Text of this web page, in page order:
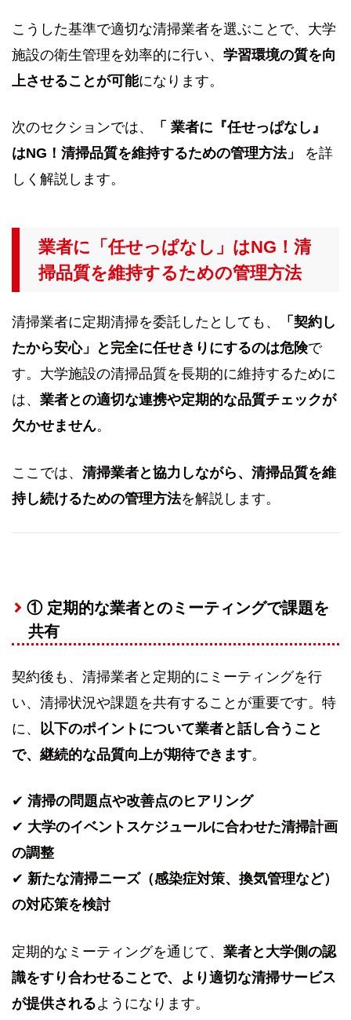
こうした基準で適切な清掃業者を選ぶことで、大学
施設の衛生管理を効率的に行い、 学習環境の質を向
上させることが可能になります。
次のセクションでは、
「 業者に『任せっぱなし』
はNG！清掃品質を維持するための管理方法」
を詳
しく解説します。
業者に「任せっぱなし」はNG！清
掃品質を維持するための管理方法
清掃業者に定期清掃を委託したとしても、
「契約し
たから安心」と完全に任せきりにするのは危険で
す。大学施設の清掃品質を長期的に維持するために
は、 業者との適切な連携や定期的な品質チェックが
欠かせません。
ここでは、 清掃業者と協力しながら、清掃品質を維
持し続けるための管理方法を解説します。
① 定期的な業者とのミーティングで課題を
共有
契約後も、清掃業者と定期的にミーティングを行
い、清掃状況や課題を共有することが重要です。特
に、 以下のポイントについて業者と話し合うこと
で、継続的な品質向上が期待できます。
✔ 清掃の問題点や改善点のヒアリング
✔ 大学のイベントスケジュールに合わせた清掃計画
の調整
✔ 新たな清掃ニーズ（感染症対策、換気管理など）
の対応策を検討
定期的なミーティングを通じて、 業者と大学側の認
識をすり合わせることで、より適切な清掃サービス
が提供されるようになります。